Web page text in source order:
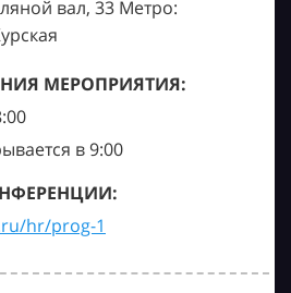
вал, 33 Метро:
МЕРОПРИЯТИЯ:
в 9:00
hr/prog-1